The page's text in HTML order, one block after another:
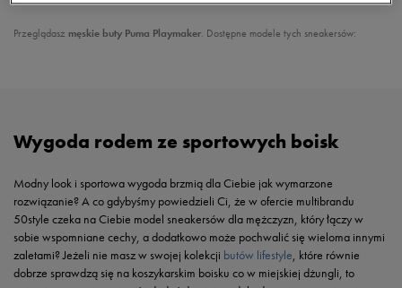
Przeglądasz męskie buty Puma Playmaker. Dostępne modele tych sneakersów:
Wygoda rodem ze sportowych boisk
Modny look i sportowa wygoda brzmią dla Ciebie jak wymarzone
rozwiązanie? A co gdybyśmy powiedzieli Ci, że w ofercie multibrandu
50style czeka na Ciebie model sneakersów dla mężczyzn, który łączy w
sobie wspomniane cechy, a dodatkowo może pochwalić się wieloma innymi
zaletami? Jeżeli nie masz w swojej kolekcji butów lifestyle, które równie
dobrze sprawdzą się na koszykarskim boisku co w miejskiej dżungli, to